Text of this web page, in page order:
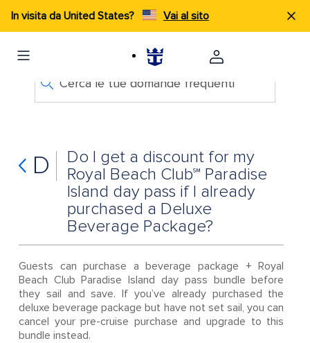
In visita da United States? Vai al sito
Cerca le tue domande frequenti
D
Do I get a discount for my
Royal Beach Club℠ Paradise
Island day pass if I already
purchased a Deluxe
Beverage Package?
Guests can purchase a beverage package + Royal
Beach Club Paradise Island day pass bundle before
they sail and save. If you’ve already purchased the
deluxe beverage package but have not set sail, you can
cancel your pre-cruise purchase and upgrade to this
bundle instead.